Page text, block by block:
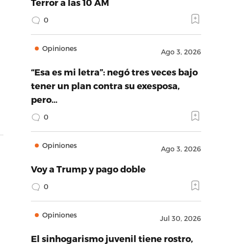
Terror a las 10 AM
0
Opiniones Ago 3, 2026
“Esa es mi letra”: negó tres veces bajo
tener un plan contra su exesposa,
pero…
0
Opiniones Ago 3, 2026
Voy a Trump y pago doble
0
Opiniones Jul 30, 2026
El sinhogarismo juvenil tiene rostro,